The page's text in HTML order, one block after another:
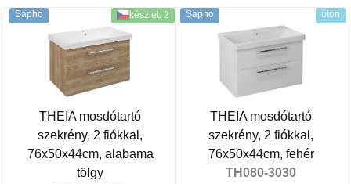
Sapho készlet: 2
THEIA mosdótartó
szekrény, 2 fiókkal,
76x50x44cm, alabama
tölgy
Sapho úton
THEIA mosdótartó
szekrény, 2 fiókkal,
76x50x44cm, fehér
TH080-3030